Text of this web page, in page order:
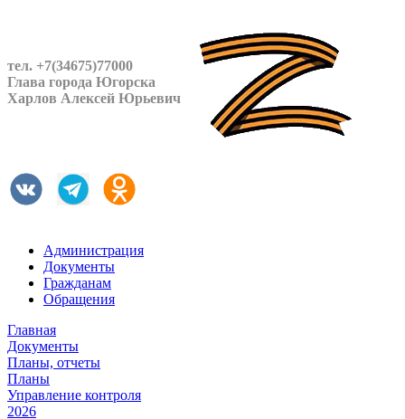
тел. +7(34675)77000
Глава города Югорска
Харлов Алексей Юрьевич
Администрация
Документы
Гражданам
Обращения
Главная
Документы
Планы, отчеты
Планы
Управление контроля
2026